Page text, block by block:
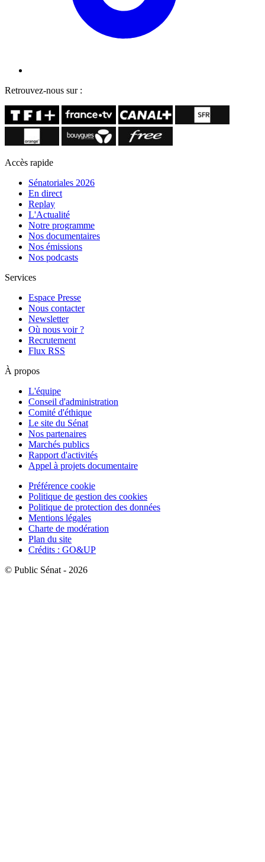
Retrouvez-nous sur :
Accès rapide
Sénatoriales 2026
En direct
Replay
L'Actualité
Notre programme
Nos documentaires
Nos émissions
Nos podcasts
Services
Espace Presse
Nous contacter
Newsletter
Où nous voir ?
Recrutement
Flux RSS
À propos
L'équipe
Conseil d'administration
Comité d'éthique
Le site du Sénat
Nos partenaires
Marchés publics
Rapport d'activités
Appel à projets documentaire
Préférence cookie
Politique de gestion des cookies
Politique de protection des données
Mentions légales
Charte de modération
Plan du site
Crédits : GO&UP
© Public Sénat - 2026